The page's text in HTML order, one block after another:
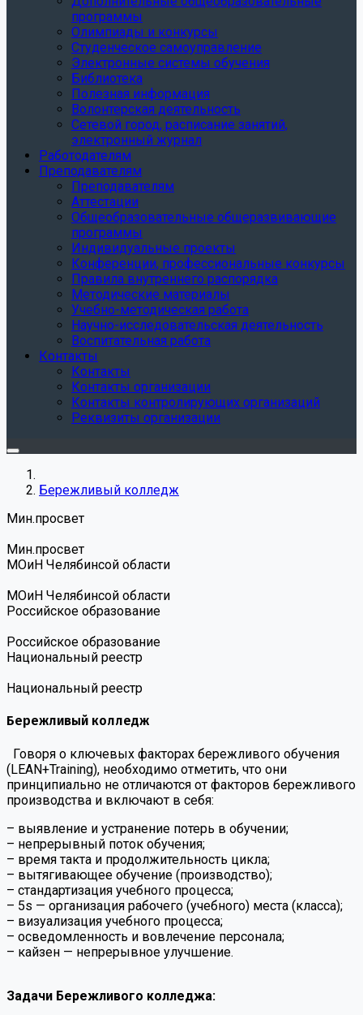
программы
Олимпиады и конкурсы
Студенческое самоуправление
Электронные системы обучения
Библиотека
Полезная информация
Волонтерская деятельность
Сетевой город, расписание занятий,
электронный журнал
Работодателям
Преподавателям
Преподавателям
Аттестации
Общеобразовательные общеразвивающие
программы
Индивидуальные проекты
Конференции, профессиональные конкурсы
Правила внутреннего распорядка
Методические материалы
Учебно-методическая работа
Научно-исследовательская деятельность
Воспитательная работа
Контакты
Контакты
Контакты организации
Контакты контролирующих организаций
Реквизиты организации
Бережливый колледж
Мин.просвет
Мин.просвет
МОиН Челябинсой области
МОиН Челябинсой области
Российское образование
Российское образование
Национальный реестр
Национальный реестр
Бережливый колледж
Говоря о ключевых факторах бережливого обучения
(LEAN+Training), необходимо отметить, что они
принципиально не отличаются от факторов бережливого
производства и включают в себя:
– выявление и устранение потерь в обучении;
– непрерывный поток обучения;
– время такта и продолжительность цикла;
– вытягивающее обучение (производство);
– стандартизация учебного процесса;
– 5s — организация рабочего (учебного) места (класса);
– визуализация учебного процесса;
– осведомленность и вовлечение персонала;
– кайзен — непрерывное улучшение.
Задачи Бережливого колледжа: